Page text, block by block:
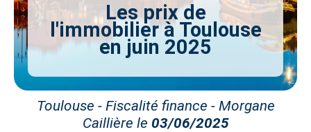
Les prix de
l'immobilier à Toulouse
en juin 2025
Toulouse - Fiscalité finance - Morgane
Caillière le 03/06/2025